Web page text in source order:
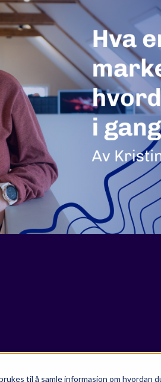
til å samle informasjon om hvordan